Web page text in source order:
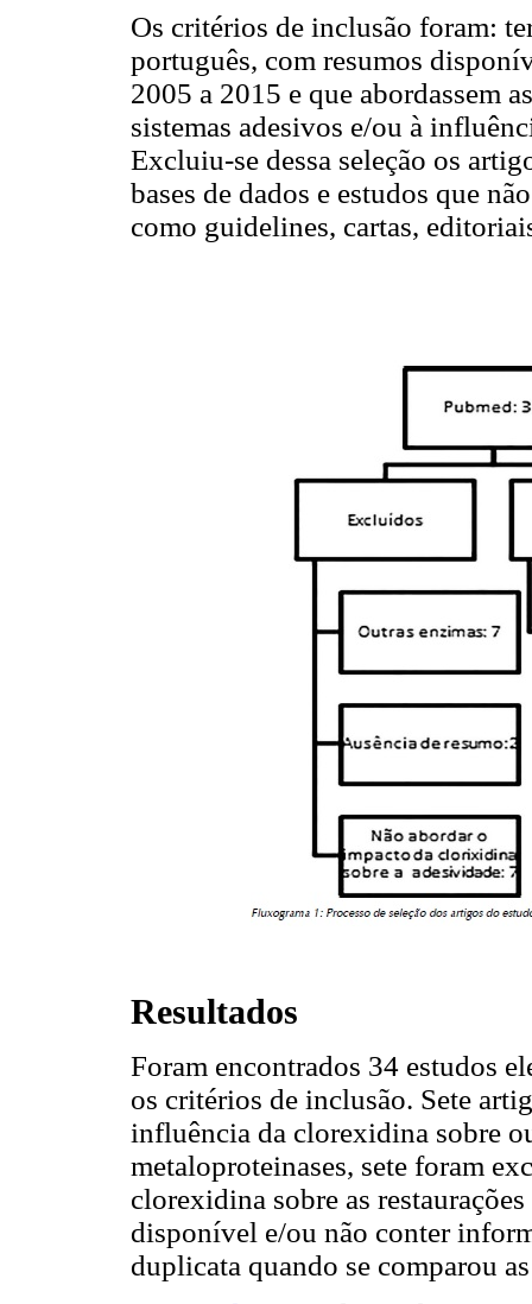
Os critérios de inclusão foram:
português, com resumos
2005 a 2015 e que abordassem
sistemas adesivos e/ou à
Excluiu-se dessa seleção os
bases de dados e estudos que
como guidelines, cartas,
Resultados
Foram encontrados 34 estudos
os critérios de inclusão. Sete
influência da clorexidina sobre
metaloproteinases, sete foram
clorexidina sobre as
disponível e/ou não conter
duplicata quando se comparou